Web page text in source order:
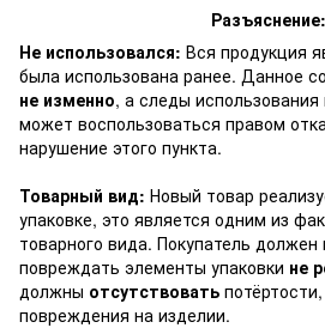
Разъяснение:
Не использовался: Вся продукция
была использована ранее. Данное
не изменно, а следы
может воспользоваться правом
нарушение этого пункта.
Товарный вид: Новый товар
упаковке, это является одним из
товарного вида. Покупатель
повреждать элементы упаковки не
должны отсутствовать
повреждения на изделии.